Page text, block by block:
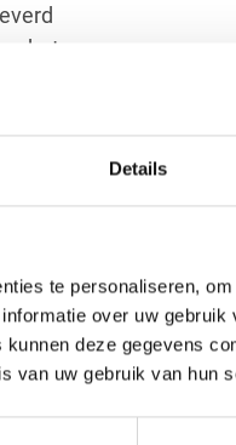
Details
te personaliseren,
over uw
deze gegevens
van uw gebruik van hun
het-
30
met expertise in